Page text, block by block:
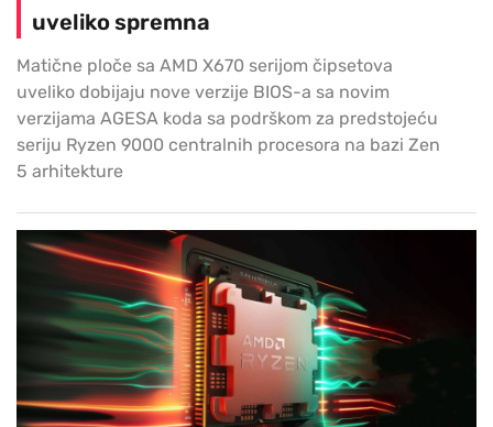
uveliko spremna
Matične ploče sa AMD X670 serijom čipsetova
uveliko dobijaju nove verzije BIOS-a sa novim
verzijama AGESA koda sa podrškom za predstojeću
seriju Ryzen 9000 centralnih procesora na bazi Zen
5 arhitekture